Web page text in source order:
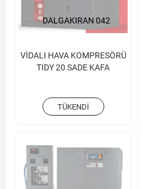
VİDALI HAVA KOMPRESÖRÜ
TIDY 20 SADE KAFA
DALGAKIRAN 042
TÜKENDI